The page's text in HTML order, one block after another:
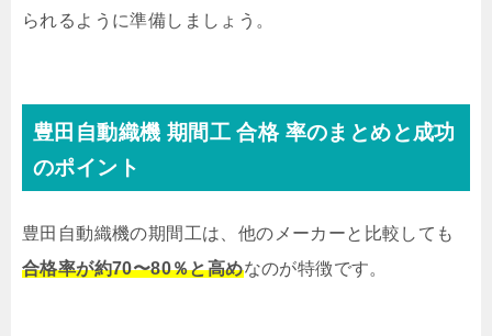
られるように準備しましょう。
豊田自動織機 期間工 合格 率のまとめと成功
のポイント
豊田自動織機の期間工は、他のメーカーと比較しても
合格率が約70〜80％と高めなのが特徴です。